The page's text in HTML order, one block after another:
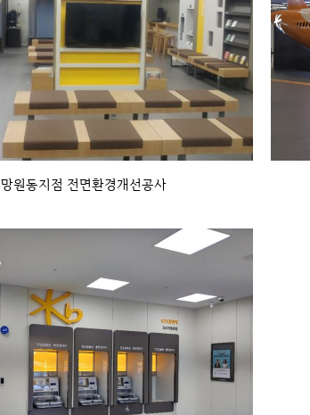
망원동지점 전면환경개선공사